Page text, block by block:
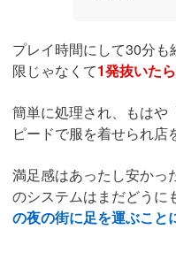
プレイ時間にして30分
限じゃなくて1発抜いた
簡単に処理され、もはや
ピードで服を着せられ店
満足感はあったし安かっ
のシステムはまだどうに
の夜の街に足を運ぶこと